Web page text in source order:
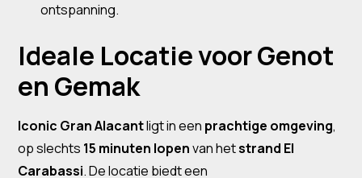
ontspanning.
Ideale Locatie voor Genot
en Gemak
Iconic Gran Alacantligt in een prachtige omgeving,
op slechts 15 minuten lopenvan hetstrand El
Carabassi. De locatie biedt een